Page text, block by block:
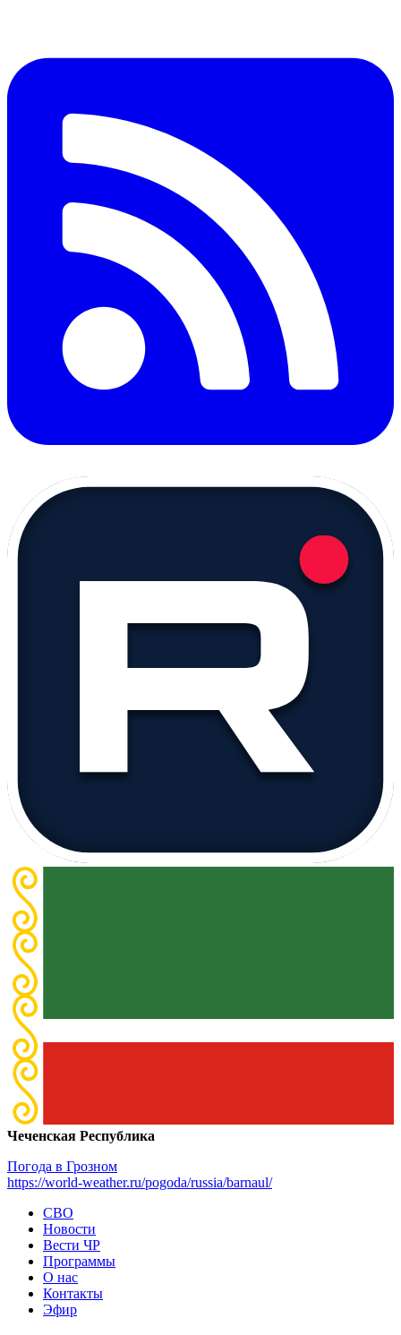
Чеченская Республика
Погода в Грозном
https://world-weather.ru/pogoda/russia/barnaul/
СВО
Новости
Вести ЧР
Программы
О нас
Контакты
Эфир